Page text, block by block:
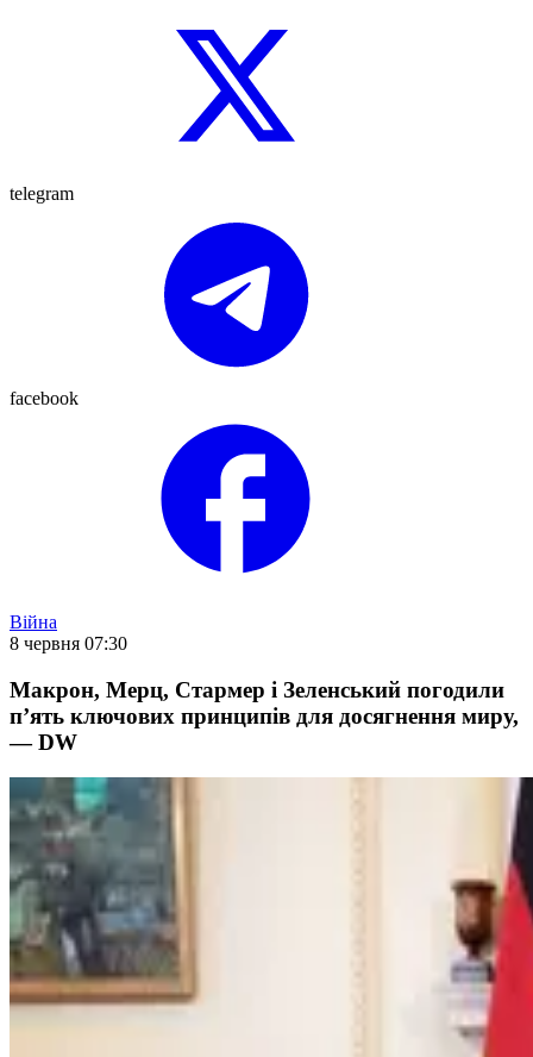
telegram
facebook
Війна
8 червня 07:30
Макрон, Мерц, Стармер і Зеленський погодили
п’ять ключових принципів для досягнення миру,
— DW